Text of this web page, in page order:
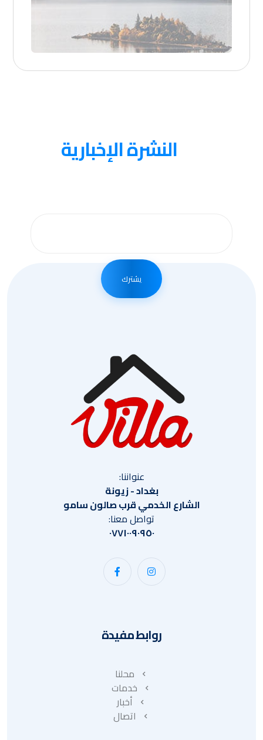
النشرة الإخبارية
يشترك
عنواننا:
بغداد - زيونة
الشارع الخدمي قرب صالون سامو
تواصل معنا:
٠٧٧١٠٠٩٠٩٥٠
روابط مفيدة
محلنا
خدمات
أخبار
اتصال